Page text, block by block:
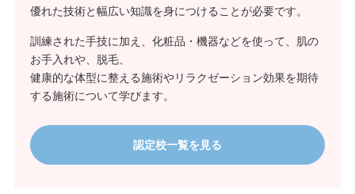
優れた技術と幅広い知識を身につけることが必要です。
訓練された手技に加え、化粧品・機器などを使って、肌の
お手入れや、脱毛、
健康的な体型に整える施術やリラクゼーション効果を期待
する施術について学びます。
認定校一覧を見る